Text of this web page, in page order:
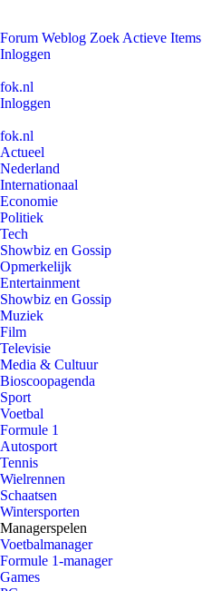
Forum Weblog Zoek Actieve Items
Inloggen
fok.nl
Inloggen
fok.nl
Actueel
Nederland
Internationaal
Economie
Politiek
Tech
Showbiz en Gossip
Opmerkelijk
Entertainment
Showbiz en Gossip
Muziek
Film
Televisie
Media & Cultuur
Bioscoopagenda
Sport
Voetbal
Formule 1
Autosport
Tennis
Wielrennen
Schaatsen
Wintersporten
Managerspelen
Voetbalmanager
Formule 1-manager
Games